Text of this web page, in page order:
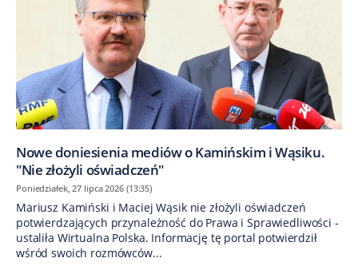
Nowe doniesienia mediów o Kamińskim i Wąsiku.
"Nie złożyli oświadczeń"
Poniedziałek, 27 lipca 2026 (13:35)
Mariusz Kamiński i Maciej Wąsik nie złożyli oświadczeń
potwierdzających przynależność do Prawa i Sprawiedliwości -
ustaliła Wirtualna Polska. Informację tę portal potwierdził
wśród swoich rozmówców...